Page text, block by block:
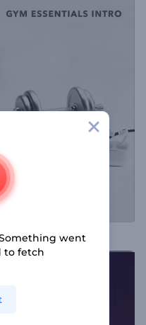
Salonu Temelleri Giriş
went
to fetch